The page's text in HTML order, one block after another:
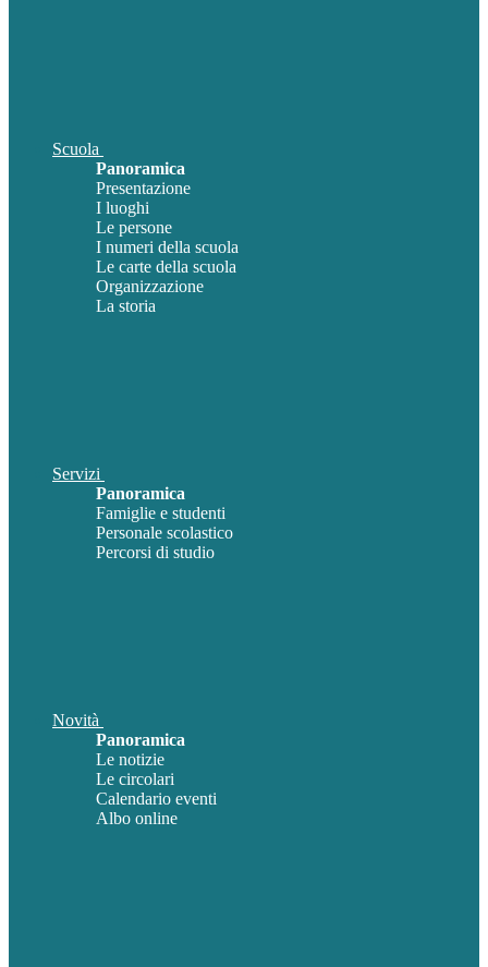
Scuola
Panoramica
Presentazione
I luoghi
Le persone
I numeri della scuola
Le carte della scuola
Organizzazione
La storia
Servizi
Panoramica
Famiglie e studenti
Personale scolastico
Percorsi di studio
Novità
Panoramica
Le notizie
Le circolari
Calendario eventi
Albo online